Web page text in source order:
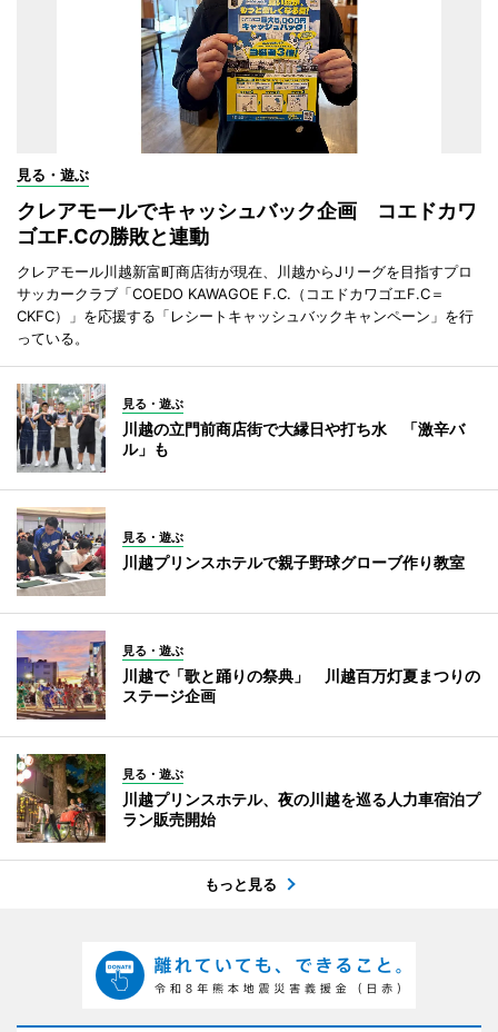
見る・遊ぶ
クレアモールでキャッシュバック企画 コエドカワ
ゴエF.Cの勝敗と連動
クレアモール川越新富町商店街が現在、川越からJリーグを目指すプロ
サッカークラブ「COEDO KAWAGOE F.C.（コエドカワゴエF.C＝
CKFC）」を応援する「レシートキャッシュバックキャンペーン」を行
っている。
見る・遊ぶ
川越の立門前商店街で大縁日や打ち水 「激辛バ
ル」も
見る・遊ぶ
川越プリンスホテルで親子野球グローブ作り教室
見る・遊ぶ
川越で「歌と踊りの祭典」 川越百万灯夏まつりの
ステージ企画
見る・遊ぶ
川越プリンスホテル、夜の川越を巡る人力車宿泊プ
ラン販売開始
もっと見る